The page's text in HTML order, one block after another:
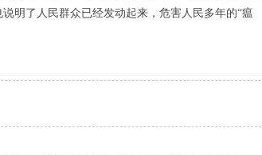
明了人民群众已经发动起来，危害人民多年的“瘟